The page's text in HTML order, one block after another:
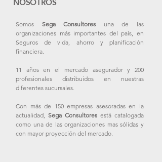
Somos Sega Consultores una de las
organizaciones más importantes del país, en
Seguros de vida, ahorro y planificación
financiera.
11 años en el mercado asegurador y 200
profesionales distribuidos en nuestras
diferentes sucursales.
Con más de 150 empresas asesoradas en la
actualidad, Sega Consultores está catalogada
como una de las organizaciones mas sólidas y
con mayor proyección del mercado.